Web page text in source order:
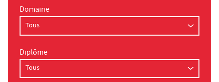
Domaine
Diplôme